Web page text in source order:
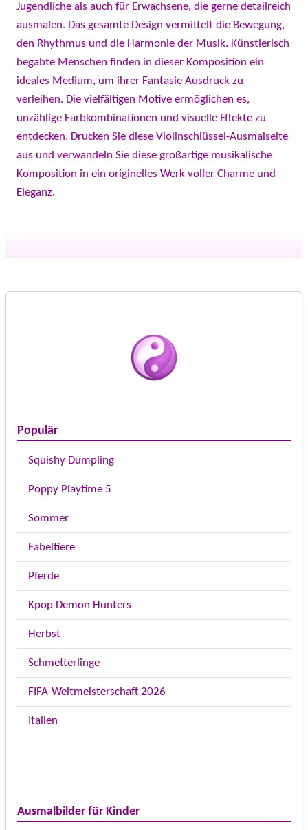
Populär
Squishy Dumpling
Poppy Playtime 5
Sommer
Fabeltiere
Pferde
Kpop Demon Hunters
Herbst
Schmetterlinge
FIFA-Weltmeisterschaft 2026
Italien
Ausmalbilder für Kinder
Jugendliche als auch für Erwachsene, die gerne detailreich
ausmalen. Das gesamte Design vermittelt die Bewegung,
den Rhythmus und die Harmonie der Musik. Künstlerisch
begabte Menschen finden in dieser Komposition ein
ideales Medium, um ihrer Fantasie Ausdruck zu
verleihen. Die vielfältigen Motive ermöglichen es,
unzählige Farbkombinationen und visuelle Effekte zu
entdecken. Drucken Sie diese Violinschlüssel-Ausmalseite
aus und verwandeln Sie diese großartige musikalische
Komposition in ein originelles Werk voller Charme und
Eleganz.